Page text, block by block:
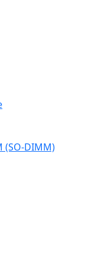
(SO-DIMM)